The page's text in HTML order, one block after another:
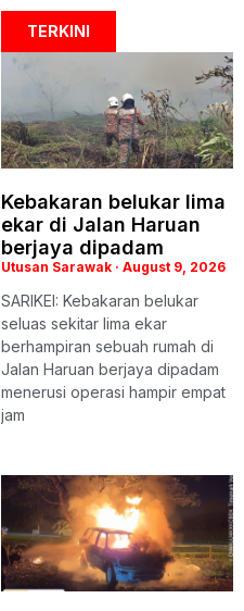
TERKINI
Kebakaran belukar lima
ekar di Jalan Haruan
berjaya dipadam
Utusan Sarawak August 9, 2026
SARIKEI: Kebakaran belukar
seluas sekitar lima ekar
berhampiran sebuah rumah di
Jalan Haruan berjaya dipadam
menerusi operasi hampir empat
jam